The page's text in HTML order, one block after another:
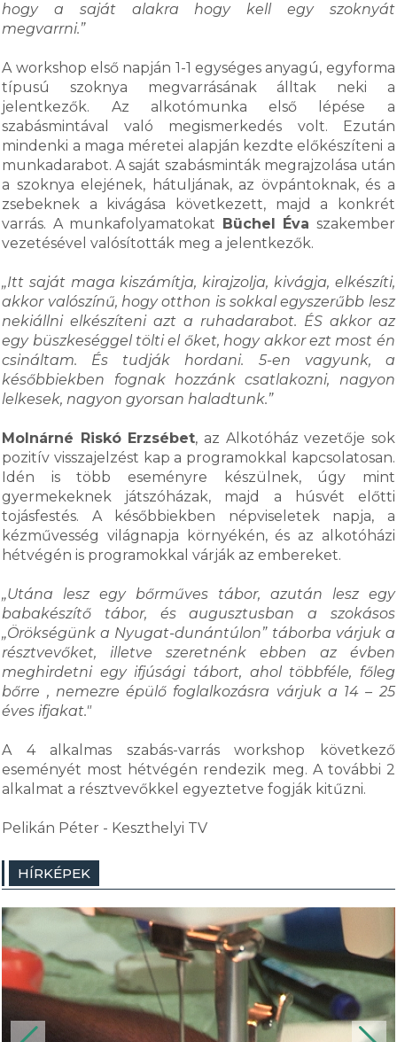
hogy a saját alakra hogy kell egy szoknyát
megvarrni.”
A workshop első napján 1-1 egységes anyagú, egyforma
típusú szoknya megvarrásának álltak neki a
jelentkezők. Az alkotómunka első lépése a
szabásmintával való megismerkedés volt. Ezután
mindenki a maga méretei alapján kezdte előkészíteni a
munkadarabot. A saját szabásminták megrajzolása után
a szoknya elejének, hátuljának, az övpántoknak, és a
zsebeknek a kivágása következett, majd a konkrét
varrás. A munkafolyamatokat Büchel Éva szakember
vezetésével valósították meg a jelentkezők.
„Itt saját maga kiszámítja, kirajzolja, kivágja, elkészíti,
akkor valószínű, hogy otthon is sokkal egyszerűbb lesz
nekiállni elkészíteni azt a ruhadarabot. ÉS akkor az
egy büszkeséggel tölti el őket, hogy akkor ezt most én
csináltam. És tudják hordani. 5-en vagyunk, a
későbbiekben fognak hozzánk csatlakozni, nagyon
lelkesek, nagyon gyorsan haladtunk.”
Molnárné Riskó Erzsébet, az Alkotóház vezetője sok
pozitív visszajelzést kap a programokkal kapcsolatosan.
Idén is több eseményre készülnek, úgy mint
gyermekeknek játszóházak, majd a húsvét előtti
tojásfestés. A későbbiekben népviseletek napja, a
kézművesség világnapja környékén, és az alkotóházi
hétvégén is programokkal várják az embereket.
„Utána lesz egy bőrműves tábor, azután lesz egy
babakészítő tábor, és augusztusban a szokásos
„Örökségünk a Nyugat-dunántúlon” táborba várjuk a
résztvevőket, illetve szeretnénk ebben az évben
meghirdetni egy ifjúsági tábort, ahol többféle, főleg
bőrre , nemezre épülő foglalkozásra várjuk a 14 – 25
éves ifjakat."
A 4 alkalmas szabás-varrás workshop következő
eseményét most hétvégén rendezik meg. A további 2
alkalmat a résztvevőkkel egyeztetve fogják kitűzni.
Pelikán Péter - Keszthelyi TV
HÍRKÉPEK